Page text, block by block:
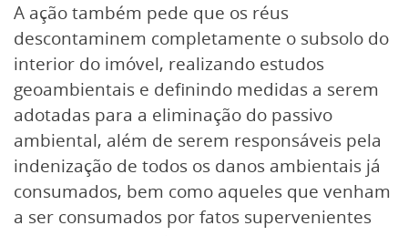
A ação também pede que os réus
descontaminem completamente o subsolo do
interior do imóvel, realizando estudos
geoambientais e definindo medidas a serem
adotadas para a eliminação do passivo
ambiental, além de serem responsáveis pela
indenização de todos os danos ambientais já
consumados, bem como aqueles que venham
a ser consumados por fatos supervenientes